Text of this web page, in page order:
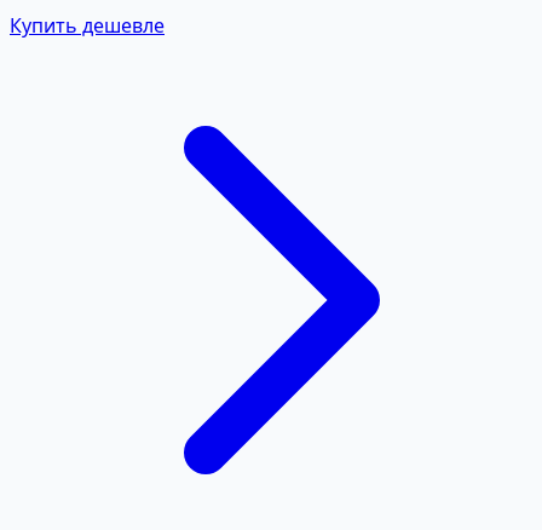
Купить дешевле